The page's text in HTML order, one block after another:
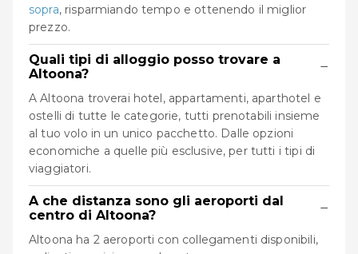
sopra, risparmiando tempo e ottenendo il miglior
prezzo.
Quali tipi di alloggio posso trovare a
Altoona?
−
A Altoona troverai hotel, appartamenti, aparthotel e
ostelli di tutte le categorie, tutti prenotabili insieme
al tuo volo in un unico pacchetto. Dalle opzioni
economiche a quelle più esclusive, per tutti i tipi di
viaggiatori.
A che distanza sono gli aeroporti dal
centro di Altoona?
−
Altoona ha 2 aeroporti con collegamenti disponibili,